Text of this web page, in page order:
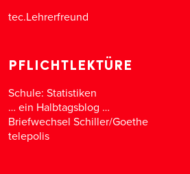
tec.Lehrerfreund
PFLICHTLEKTÜRE
Schule: Statistiken
… ein Halbtagsblog …
Briefwechsel Schiller/Goethe
telepolis